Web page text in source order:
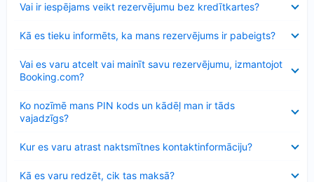
Vai ir iespējams veikt rezervējumu bez kredītkartes?
Kā es tieku informēts, ka mans rezervējums ir pabeigts?
Vai es varu atcelt vai mainīt savu rezervējumu, izmantojot
Booking.com?
Ko nozīmē mans PIN kods un kādēļ man ir tāds
vajadzīgs?
Kur es varu atrast naktsmītnes kontaktinformāciju?
Kā es varu redzēt, cik tas maksā?